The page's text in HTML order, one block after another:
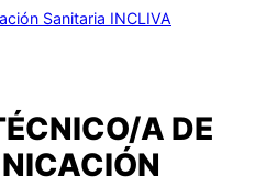
Sanitaria INCLIVA
A DE